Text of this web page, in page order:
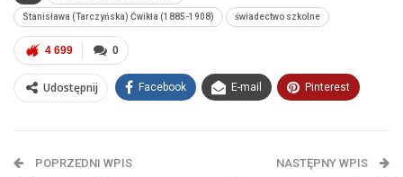
Stanisława (Tarczyńska) Ćwikła (1885-1908) świadectwo szkolne
0
4 699
Udostępnij Facebook E-mail Pinterest
POPRZEDNI WPIS NASTĘPNY WPIS